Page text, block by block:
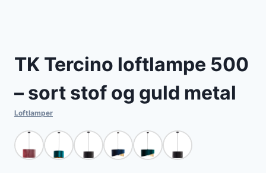
TK Tercino loftlampe 500
– sort stof og guld metal
Loftlamper